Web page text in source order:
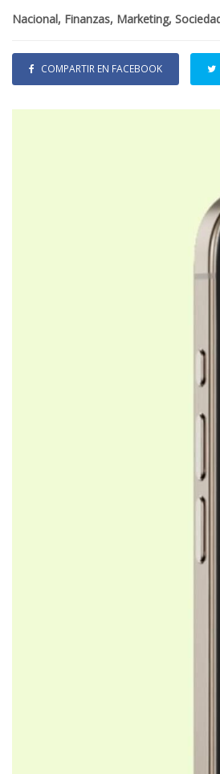
Nacional, Finanzas, Marketing,
COMPARTIR EN FACEBOOK